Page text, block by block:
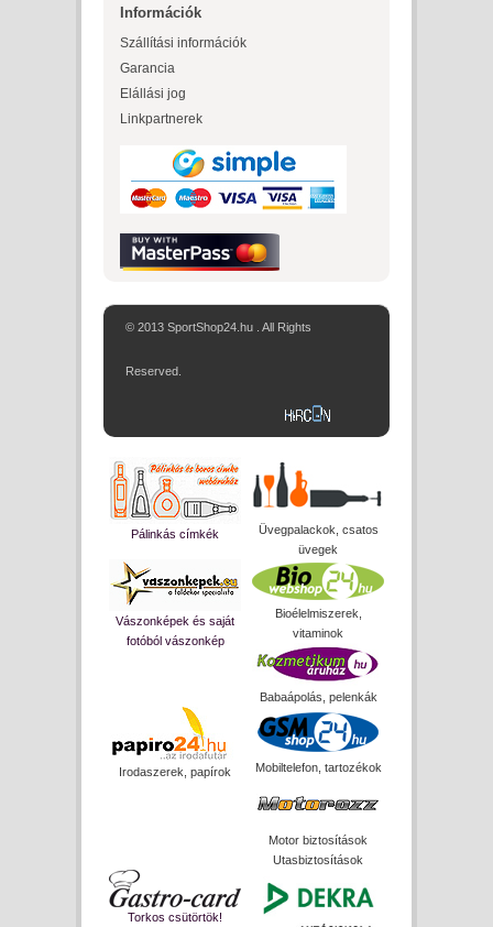
Információk
Szállítási információk
Garancia
Elállási jog
Linkpartnerek
© 2013 SportShop24.hu . All Rights
Reserved.
Pálinkás címkék
Üvegpalackok, csatos
üvegek
Vászonképek és saját
fotóból vászonkép
Bioélelmiszerek,
vitaminok
Babaápolás, pelenkák
Irodaszerek, papírok Mobiltelefon, tartozékok
Motor biztosítások
Utasbiztosítások
Torkos csütörtök!